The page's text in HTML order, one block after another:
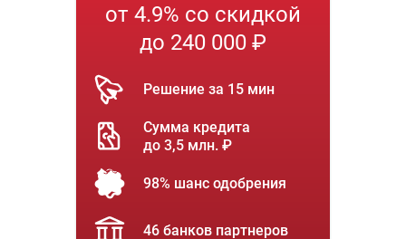
от 4.9% со скидкой
до 240 000 ₽
Решение за 15 мин
Сумма кредита
до 3,5 млн. ₽
98% шанс одобрения
46 банков партнеров